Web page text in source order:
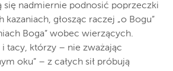
się nadmiernie podnosić poprzeczki
głosząc raczej „o Bogu”
Boga” wobec wierzących.
i tacy, którzy – nie zważając
oku” – z całych sił próbują